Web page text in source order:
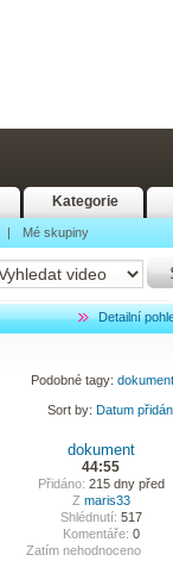
Kategorie
| Mé skupiny
Detailní
Podobné tagy: dokument
Sort by: Datum
dokument
44:55
Přidáno: 215 dny před
Z maris33
Shlédnutí: 517
Komentáře: 0
Zatím nehodnoceno